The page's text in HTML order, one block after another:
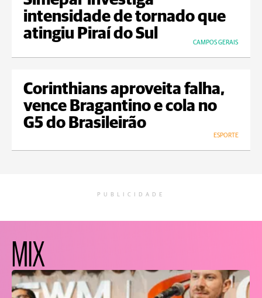
intensidade de tornado que
atingiu Piraí do Sul
CAMPOS GERAIS
Corinthians aproveita falha,
vence Bragantino e cola no
G5 do Brasileirão
ESPORTE
PUBLICIDADE
MIX